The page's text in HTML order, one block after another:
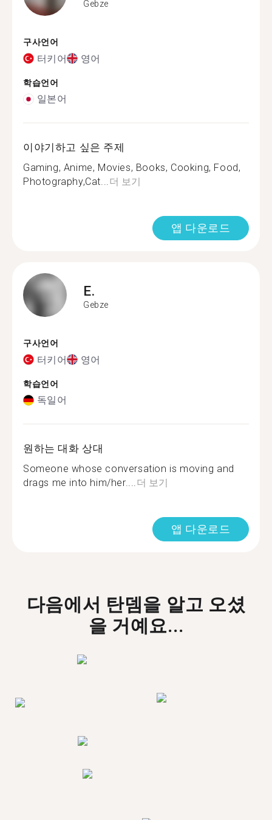
Gebze
구사언어
터키어 영어
학습언어
일본어
이야기하고 싶은 주제
Gaming, Anime, Movies, Books, Cooking, Food,
Photography,Cat...더 보기
앱 다운로드
E.
Gebze
구사언어
터키어 영어
학습언어
독일어
원하는 대화 상대
Someone whose conversation is moving and
drags me into him/her....더 보기
앱 다운로드
다음에서 탄뎀을 알고 오셨
을 거예요...